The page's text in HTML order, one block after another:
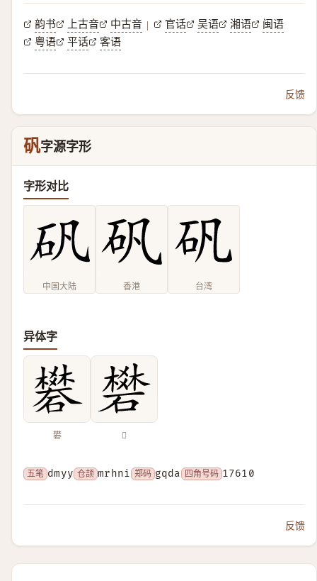
韵书 上古音 中古音 | 官话 吴语 湘语
闽语
粤语
平话 客语
反馈
矾字源字形
字形对比
中国大陆 香港 台湾
异体字
礬 𥖎
五笔 dmyy 仓颉 mrhni 郑码 gqda 四角号码 17610
反馈